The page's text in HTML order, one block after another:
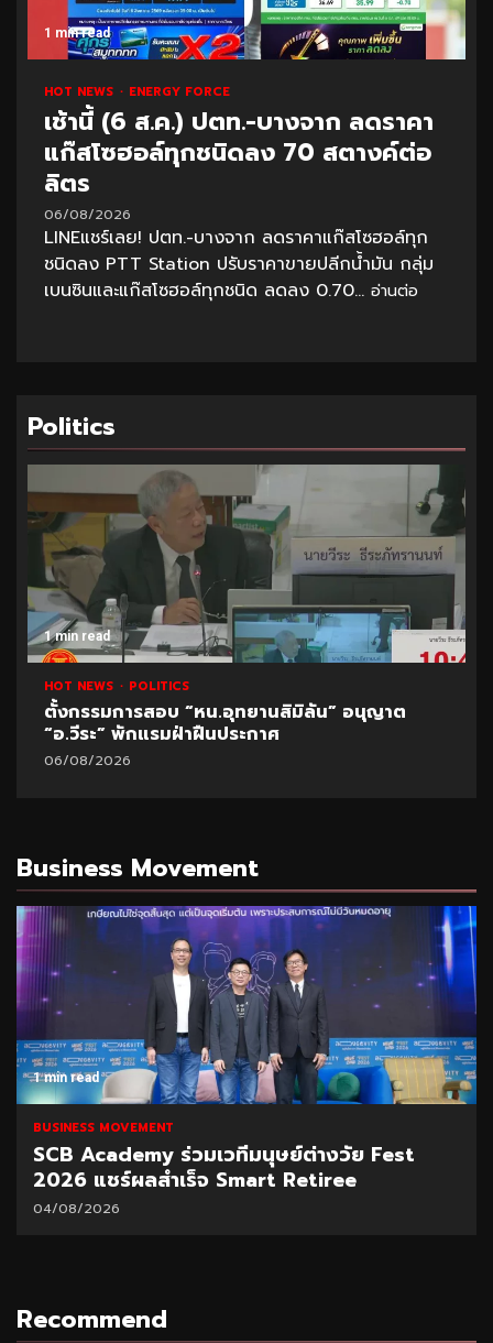
1 min read
HOT NEWS ENERGY FORCE
เช้านี้ (6 ส.ค.) ปตท.-บางจาก ลดราคา
แก๊สโซฮอล์ทุกชนิดลง 70 สตางค์ต่อ
ลิตร
06/08/2026
LINEแชร์เลย! ปตท.-บางจาก ลดราคาแก๊สโซฮอล์ทุก
ชนิดลง PTT Station ปรับราคาขายปลีกน้ำมัน กลุ่ม
เบนซินและแก๊สโซฮอล์ทุกชนิด ลดลง 0.70... อ่านต่อ
Politics
1 min read
HOT NEWS POLITICS
ตั้งกรรมการสอบ “หน.อุทยานสิมิลัน” อนุญาต
“อ.วีระ” พักแรมฝ่าฝืนประกาศ
06/08/2026
Business Movement
1 min read
BUSINESS MOVEMENT
SCB Academy ร่วมเวทีมนุษย์ต่างวัย Fest
2026 แชร์ผลสำเร็จ Smart Retiree
04/08/2026
Recommend